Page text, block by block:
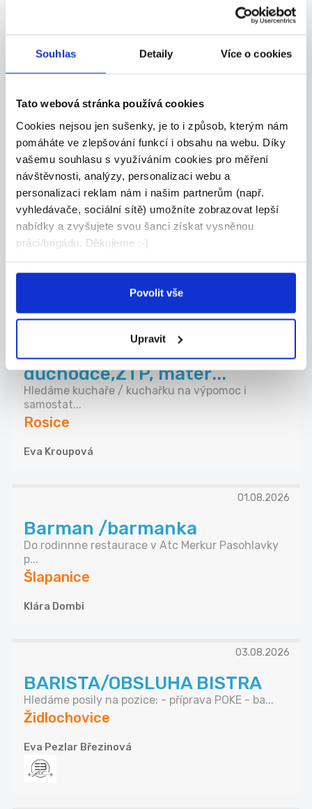
Souhlas Detaily Více o cookies
Tato webová stránka používá cookies
Cookies nejsou jen sušenky, je to i způsob, kterým nám
pomáháte ve zlepšování funkcí i obsahu na webu. Díky
vašemu souhlasu s využíváním cookies pro měření
návštěvnosti, analýzy, personalizaci webu a
personalizaci reklam nám i našim partnerům (např.
vyhledávače, sociální sítě) umožníte zobrazovat lepší
nabídky a zvyšujete svou šanci získat vysněnou
práci/brigádu. Děkujeme :-)
Povolit vše
Upravit
FIRESTA-Fišer, rekonstrukce, stavby a.s.
01.08.2026
Pomocný projektant - vodní
hospodářství
Nabízíme dlouhodobou brigádu v oboru s možností
...
Modřice
Kuchař/ka na
výpomoc(vhodné i pro
důchodce,ZTP, mateř...
Hledáme kuchaře / kuchařku na výpomoc i
samostat...
Rosice
Eva Kroupová
01.08.2026
Barman /barmanka
Do rodinnne restaurace v Atc Merkur Pasohlavky
p...
Šlapanice
Klára Dombi
03.08.2026
BARISTA/OBSLUHA BISTRA
Hledáme posily na pozice: - příprava POKE - ba...
Židlochovice
Eva Pezlar Březinová